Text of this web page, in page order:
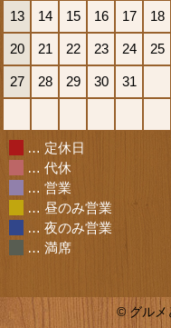
13 14 15 16 17 18
20 21 22 23 24 25
27 28 29 30 31
… 定休日
… 代休
… 営業
… 昼のみ営業
… 夜のみ営業
… 満席
© グルメ